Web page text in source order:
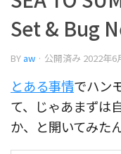
Set & Bug
BY aw · 公開済み 2022年6
とある事情でハン
て、じゃあまずは
か、と開いてみたん